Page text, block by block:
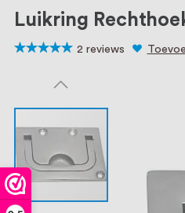
Luikring
2 reviews